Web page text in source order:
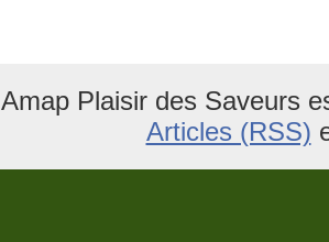
Amap Plaisir des Saveurs
Articles (RSS)